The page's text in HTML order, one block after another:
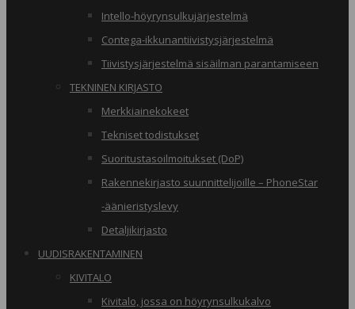
Intello-höyrynsulkujärjestelmä
Contega-ikkunantiivistysjärjestelmä
Tiivistysjärjestelmä sisäilman parantamiseen
TEKNINEN KIRJASTO
Merkkiainekokeet
Tekniset todistukset
Suoritustasoilmoitukset (DoP)
Rakennekirjasto suunnittelijoille – PhoneStar
-äänieristyslevy
Detaljikirjasto
UUDISRAKENTAMINEN
KIVITALO
Kivitalo, jossa on höyrynsulkukalvo